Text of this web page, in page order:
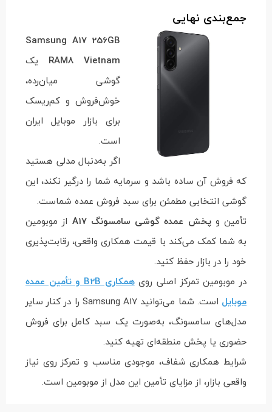
جمع‌بندی نهایی
Samsung A17256GB
RAM8 Vietnam یک
گوشی میان‌رده،
خوش‌فروش و کم‌ریسک
برای بازار موبایل ایران
است.
اگر به‌دنبال مدلی هستید
که فروش آن ساده باشد و سرمایه شما را درگیر نکند، این
گوشی انتخابی مطمئن برای سبد فروش عمده شماست.
تأمین وپخش عمده گوشی سامسونگ A17
از موبومین
به شما کمک می‌کند با قیمت همکاری واقعی، رقابت‌پذیری
خود را در بازار حفظ کنید.
در موبومین تمرکز اصلی روی
همکاری B2B و تأمین عمده
موبایل
است. شما می‌توانید Samsung A17 را در کنار سایر
مدل‌های سامسونگ، به‌صورت یک سبد کامل برای فروش
حضوری یا پخش منطقه‌ای تهیه کنید.
شرایط همکاری شفاف، موجودی مناسب و تمرکز روی نیاز
واقعی بازار، از مزایای تأمین این مدل از موبومین است.